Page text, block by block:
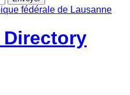
Directory